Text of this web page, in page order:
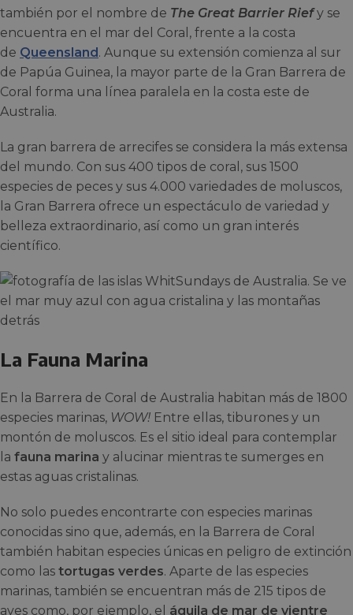
también por el nombre de The Great Barrier Riefy se
encuentra en el mar del Coral, frente a la costa
de Queensland. Aunque su extensión comienza al sur
de Papúa Guinea, la mayor parte de la Gran Barrera de
Coral forma una línea paralela en la costa este de
Australia.
La gran barrera de arrecifes se considera la más extensa
del mundo. Con sus 400 tipos de coral, sus 1500
especies de peces y sus 4.000 variedades de moluscos,
la Gran Barrera ofrece un espectáculo de variedad y
belleza extraordinario, así como un gran interés
científico.
La Fauna Marina
En la Barrera de Coral de Australia habitan más de 1800
especies marinas, WOW! Entre ellas, tiburones y un
montón de moluscos. Es el sitio ideal para contemplar
la fauna marina y alucinar mientras te sumerges en
estas aguas cristalinas.
No solo puedes encontrarte con especies marinas
conocidas sino que, además, en la Barrera de Coral
también habitan especies únicas en peligro de extinción
como las tortugas verdes. Aparte de las especies
marinas, también se encuentran más de 215 tipos de
aves como, por ejemplo, el águila de mar de vientre